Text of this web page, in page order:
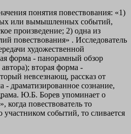
понятия повествования: «1)
или вымышленных событий,
произведение; 2) одна из
повествования» . Исследователь
художественной
форма - панорамный обзор
вторая форма -
невсезнающ, рассказ от
- драматизированное сознание,
Ю.Б. Борев упоминает о
когда повествователь то
участником событий, то сливается